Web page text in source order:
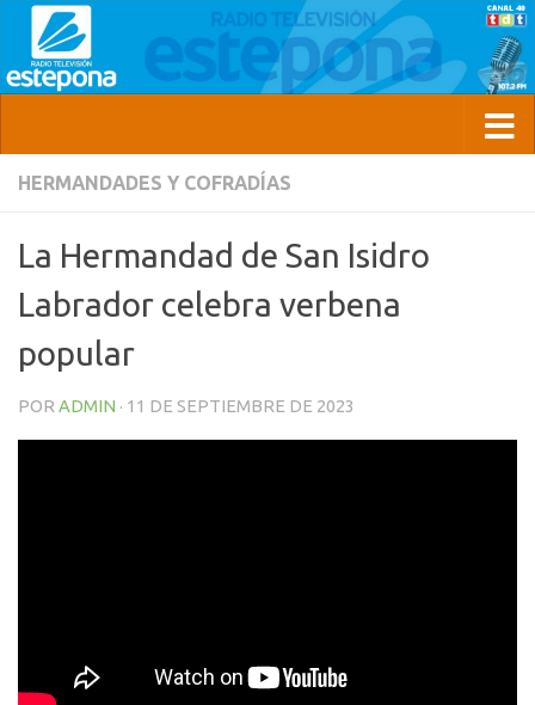
HERMANDADES Y COFRADÍAS
La Hermandad de San Isidro
Labrador celebra verbena
popular
POR ADMIN · 11 DE SEPTIEMBRE DE 2023